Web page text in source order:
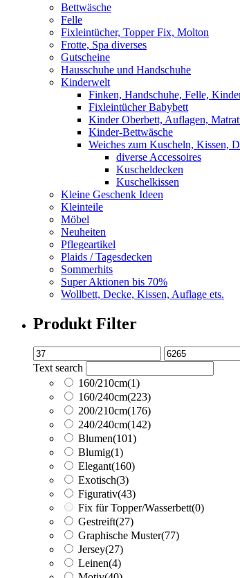
Bettwäsche
Felle
Fixleintücher, Topper Fix, Molton
Frotte, Spa diverses
Gutscheine
Hausschuhe und Handschuhe
Kinderwelt
Finken, Handschuhe, Felle,
Fixleintücher Babybett
Kinder Oberbett, Auflagen,
Kinder-Bettwäsche
Weiches zum Kuscheln, Kissen,
diverse Accessoires
Kuscheldecken
Kuschelkissen
Kleine Geschenk Ideen
Kleinteile
Möbel
Neuheiten
Pflegeartikel
Plaids / Tagesdecken
Sommerhits
Super Aktionen bis 70%
Wollbett, Decke, Kissen, Auflage ets.
Produkt Filter
Text search
160/210cm(1)
160/240cm(223)
200/210cm(176)
240/240cm(142)
Blumen(101)
Blumig(1)
Elegant(160)
Exotisch(3)
Figurativ(43)
Fix für Topper/Wasserbett(0)
Gestreift(27)
Graphische Muster(77)
Jersey(27)
Leinen(4)